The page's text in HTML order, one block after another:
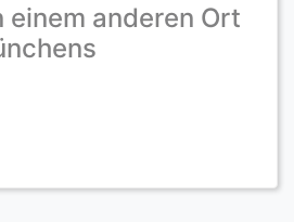
einem anderen Ort